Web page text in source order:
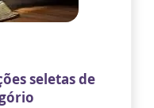
seletas de